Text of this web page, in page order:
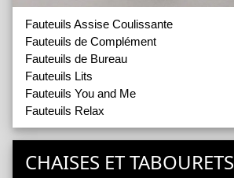
Fauteuils Assise Coulissante
Fauteuils de Complément
Fauteuils de Bureau
Fauteuils Lits
Fauteuils You and Me
Fauteuils Relax
CHAISES ET TABOURETS